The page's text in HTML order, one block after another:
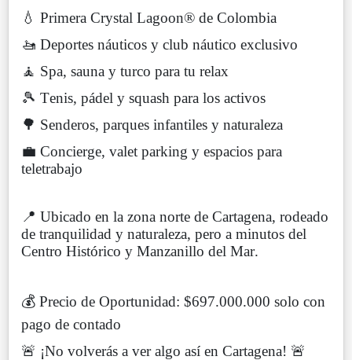
💧 Primera Crystal Lagoon® de Colombia
🚤 Deportes náuticos y club náutico exclusivo
🧘 Spa, sauna y turco para tu relax
🎾 Tenis, pádel y squash para los activos
🌳 Senderos, parques infantiles y naturaleza
💼 Concierge, valet parking y espacios para
teletrabajo
📍 Ubicado en la zona norte de Cartagena, rodeado
de tranquilidad y naturaleza, pero a minutos del
Centro Histórico y Manzanillo del Mar.
💰 Precio de Oportunidad: $697.000.000 solo con
pago de contado
🚨 ¡No volverás a ver algo así en Cartagena! 🚨